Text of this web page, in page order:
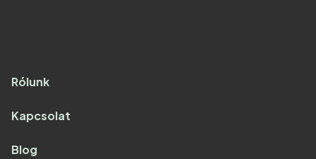
Rólunk
Kapcsolat
Blog